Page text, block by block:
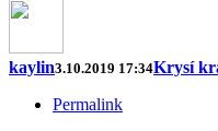
kaylin3.10.2019 17:34Krysí
Permalink